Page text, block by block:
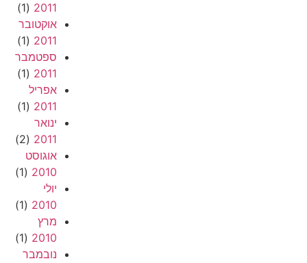
2011
(1)
אוקטובר
2011
(1)
ספטמבר
2011
(1)
אפריל
2011
(1)
ינואר
2011
(2)
אוגוסט
2010
(1)
יולי
2010
(1)
מרץ
2010
(1)
נובמבר